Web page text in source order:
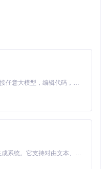
戏提取100+干员头像。通过
Claude Code 的开源替代方案。连接任意大模型，编辑代码，运行命令，自动验证 — 全自动执行。用 Rust 构建，极致性能。 ｜ An open-source alternative to Claude Code. Connect any LLM, edit code, run commands, and verify changes — autonomously. Built in Rust for speed. Get Started
MiniMax H3 是一个通用的全模态生成系统。它支持对由文本、图像、视频和音频组成的多模态上下文进行统一理解，并能生成分辨率高达 2K、时长可达 15 秒的带原生立体声音频的视频。得益于面向任务泛化的系统设计，H3 在预训练阶段就已具备广泛的多模态上下文理解与生成能力，能够出色地执行复杂的多模态指令。